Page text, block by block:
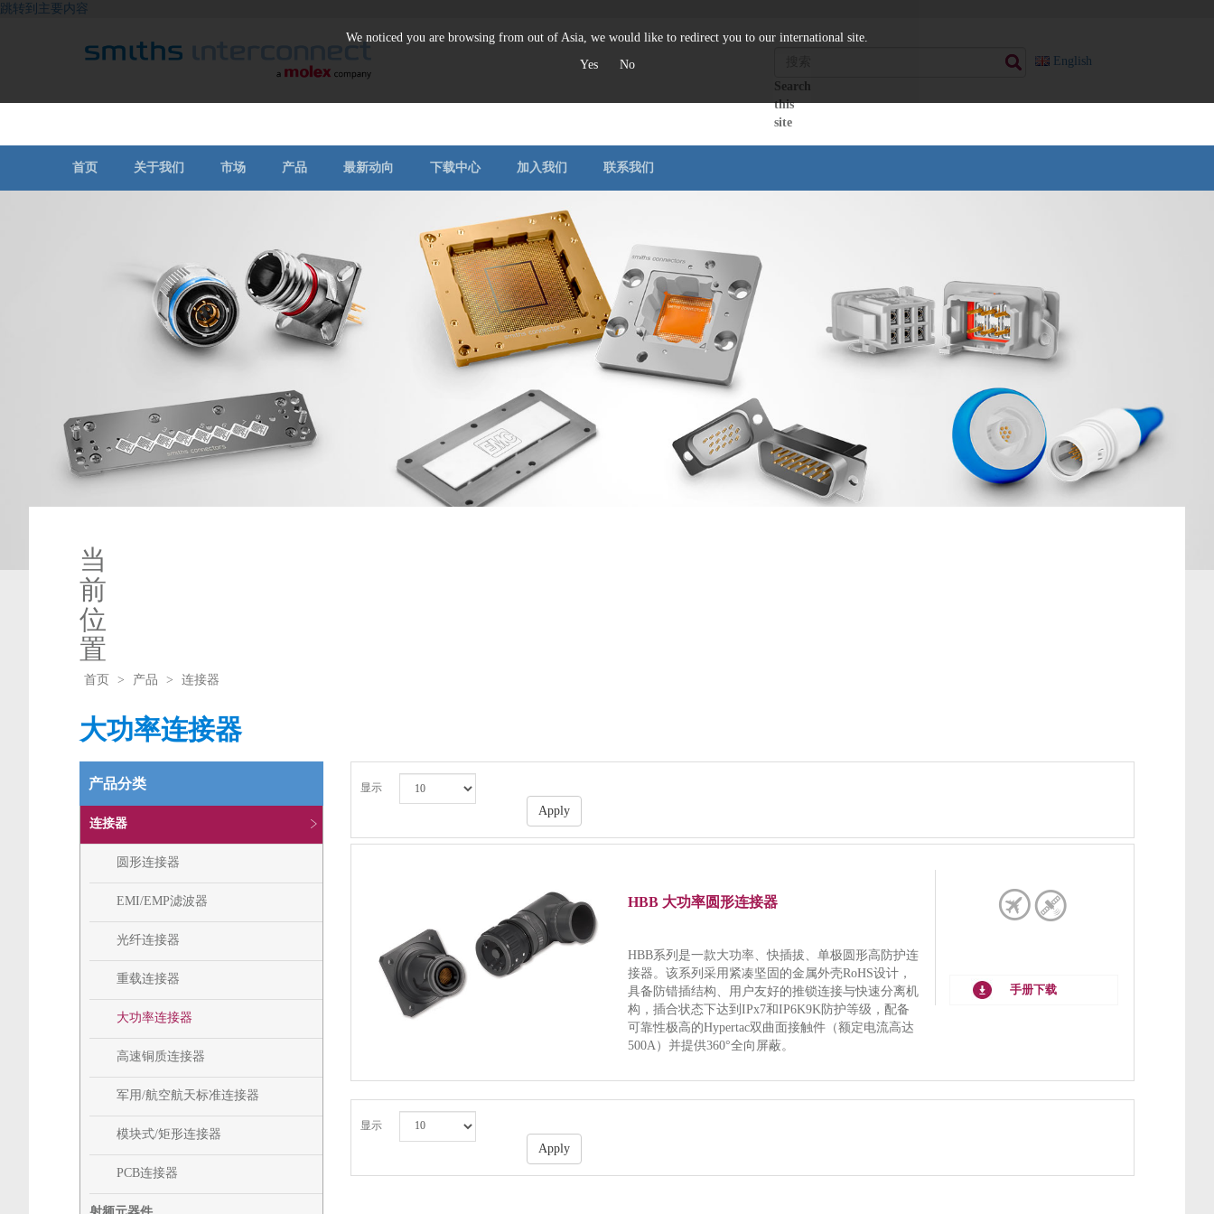
We noticed you are browsing from out of Asia, we would like to redirect you to our international site.
Yes
No
跳转到主要内容
Search
this
site
English
首页 关于我们
企业责任
核心价值
EHS政策
质量认证
资质认证
销售条款
REACH、ROHS，以及WEEE
市场
石油和天然气
铁路
半导体测试
通讯
测试和测量
产品
EMI/EMP滤波器
军用/航空航天标准连接器
模块式/矩形连接器
PCB连接器
件
Lab-Flex AF 航空系列射频
线缆组件
Lab-Flex 柔性系列射频线
缆组件
缆组件
Lab-Flex Q 航天系列射频
线缆组件
其他系列射频线缆组件
同轴式铁氧体器件
芯片级铁氧体器件
波导铁氧体器件
腔体滤波器
陶瓷滤波器
分立式滤波器
无线滤波器
可调谐式滤波器
波导滤波器
WLCSP探针头
最新动向 下载中心
手册下载
加入我们 联系我们
代理商库存查询
当
前
位
置
首页 > 产品 > 连接器
大功率连接器
产品分类
连接器
圆形连接器
EMI/EMP滤波器
光纤连接器
重载连接器
大功率连接器
高速铜质连接器
军用/航空航天标准连接器
模块式/矩形连接器
PCB连接器
显示
Apply
HBB 大功率圆形连接器
HBB系列是一款大功率、快插拔、单极圆形高防护连
接器。该系列采用紧凑坚固的金属外壳RoHS设计，
具备防错插结构、用户友好的推锁连接与快速分离机
构，插合状态下达到IPx7和IP6K9K防护等级，配备
可靠性极高的Hypertac双曲面接触件（额定电流高达
500A）并提供360°全向屏蔽。
手册下载
显示
Apply